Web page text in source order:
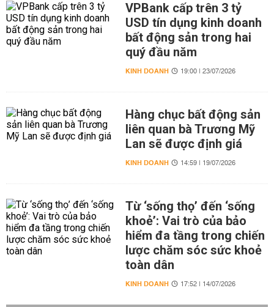
VPBank cấp trên 3 tỷ
USD tín dụng kinh doanh
bất động sản trong hai
quý đầu năm
KINH DOANH 19:00 | 23/07/2026
Hàng chục bất động sản
liên quan bà Trương Mỹ
Lan sẽ được định giá
KINH DOANH 14:59 | 19/07/2026
Từ ‘sống thọ’ đến ‘sống
khoẻ’: Vai trò của bảo
hiểm đa tầng trong chiến
lược chăm sóc sức khoẻ
toàn dân
KINH DOANH 17:52 | 14/07/2026